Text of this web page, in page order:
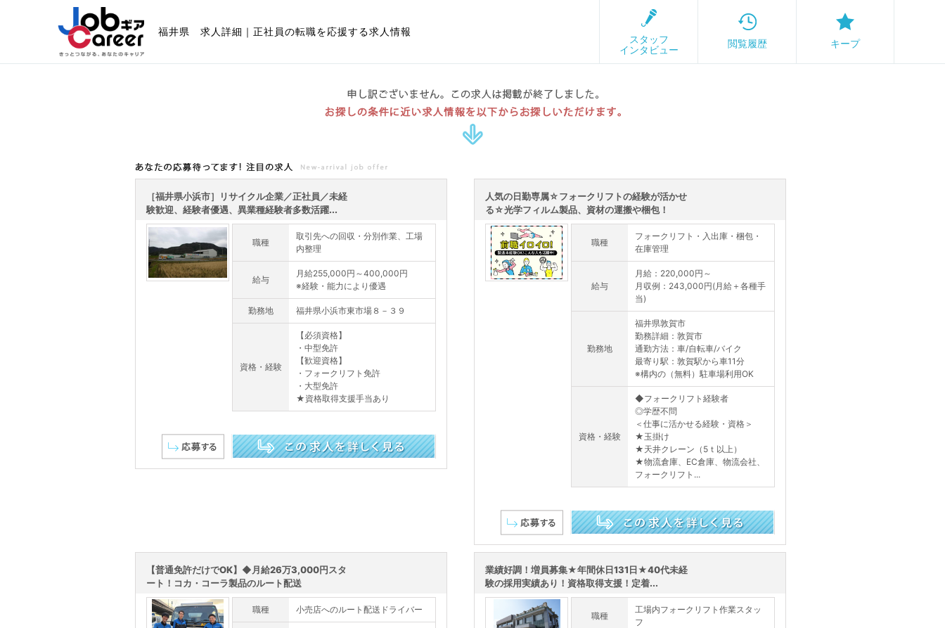
福井県 求人詳細｜正社員の転職を応援する求人情報
スタッフ
インタビュー
閲覧履歴 キープ
あなたの応募待ってます!注目の求人
［福井県小浜市］リサイクル企業／正社員／未経
験歓迎、経験者優遇、異業種経験者多数活躍...
職種
取引先への回収・分別作業、工場
内整理
給与
月給255,000円～400,000円
※経験・能力により優遇
勤務地 福井県小浜市東市場８－３９
資格・経験
【必須資格】
・中型免許
【歓迎資格】
・フォークリフト免許
・大型免許
★資格取得支援手当あり
人気の日勤専属☆フォークリフトの経験が活かせ
る☆光学フィルム製品、資材の運搬や梱包！
職種
フォークリフト・入出庫・梱包・
在庫管理
給与
月給：220,000円～
月収例：243,000円(月給＋各種手
当)
勤務地
福井県敦賀市
勤務詳細：敦賀市
通勤方法：車/自転車/バイク
最寄り駅：敦賀駅から車11分
※構内の（無料）駐車場利用OK
資格・経験
◆フォークリフト経験者
◎学歴不問
＜仕事に活かせる経験・資格＞
★玉掛け
★天井クレーン（5ｔ以上）
★物流倉庫、EC倉庫、物流会社、
フォークリフト...
【普通免許だけでOK】◆月給26万3,000円スタ
ート！コカ・コーラ製品のルート配送
職種 小売店へのルート配送ドライバー
業績好調！増員募集★年間休日131日★40代未経
験の採用実績あり！資格取得支援！定着...
職種
工場内フォークリフト作業スタッ
フ